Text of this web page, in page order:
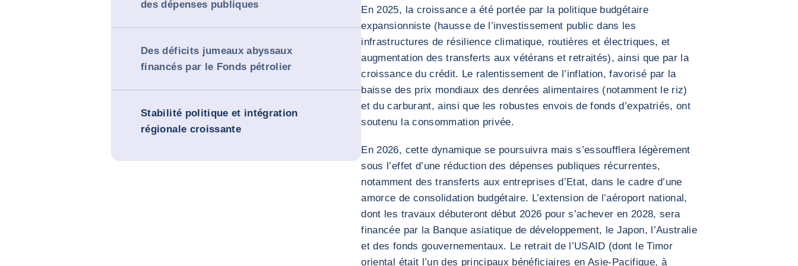
des dépenses publiques
Des déficits jumeaux abyssaux
financés par le Fonds pétrolier
Stabilité politique et intégration
régionale croissante
En 2025, la croissance a été portée par la politique budgétaire
expansionniste (hausse de l’investissement public dans les
infrastructures de résilience climatique, routières et électriques, et
augmentation des transferts aux vétérans et retraités), ainsi que par la
croissance du crédit. Le ralentissement de l’inflation, favorisé par la
baisse des prix mondiaux des denrées alimentaires (notamment le riz)
et du carburant, ainsi que les robustes envois de fonds d’expatriés, ont
soutenu la consommation privée.
En 2026, cette dynamique se poursuivra mais s’essoufflera légèrement
sous l’effet d’une réduction des dépenses publiques récurrentes,
notamment des transferts aux entreprises d’Etat, dans le cadre d’une
amorce de consolidation budgétaire. L’extension de l’aéroport national,
dont les travaux débuteront début 2026 pour s’achever en 2028, sera
financée par la Banque asiatique de développement, le Japon, l’Australie
et des fonds gouvernementaux. Le retrait de l’USAID (dont le Timor
oriental était l’un des principaux bénéficiaires en Asie-Pacifique, à